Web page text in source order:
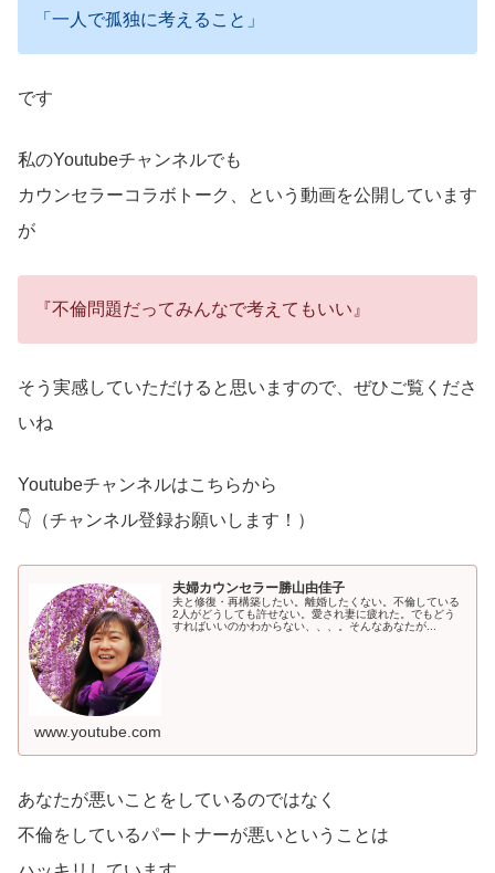
「一人で孤独に考えること」
です
私のYoutubeチャンネルでも
カウンセラーコラボトーク、という動画を公開しています
が
『不倫問題だってみんなで考えてもいい』
そう実感していただけると思いますので、ぜひご覧くださ
いね
Youtubeチャンネルはこちらから
👇（チャンネル登録お願いします！）
夫婦カウンセラー勝山由佳子
夫と修復・再構築したい。離婚したくない。不倫している
2人がどうしても許せない。愛され妻に疲れた。でもどう
すればいいのかわからない、、、。そんなあなたが...
www.youtube.com
あなたが悪いことをしているのではなく
不倫をしているパートナーが悪いということは